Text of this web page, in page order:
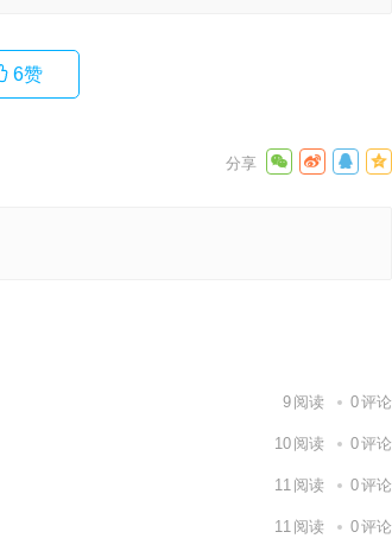
6赞
9 阅读 0评论
10 阅读 0评论
11 阅读 0评论
11 阅读 0评论